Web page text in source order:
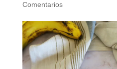
Comentarios